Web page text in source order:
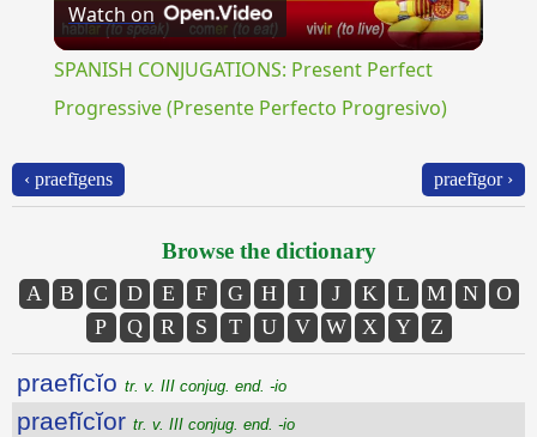
Video
Watch on
SPANISH CONJUGATIONS: Present Perfect
Progressive (Presente Perfecto Progresivo)
‹ praefīgens praefīgor ›
Browse the dictionary
A B C D E F G H I J K L M N
O
P
Q R S T U V W X Y Z
praefĭcĭo tr. v. III conjug. end. -io
praefĭcĭor tr. v. III conjug. end. -io